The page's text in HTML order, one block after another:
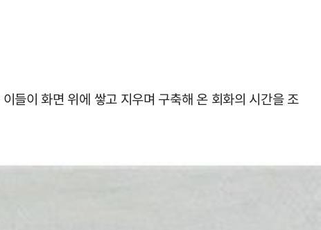
들이 화면 위에 쌓고 지우며 구축해 온 회화의 시간을 조